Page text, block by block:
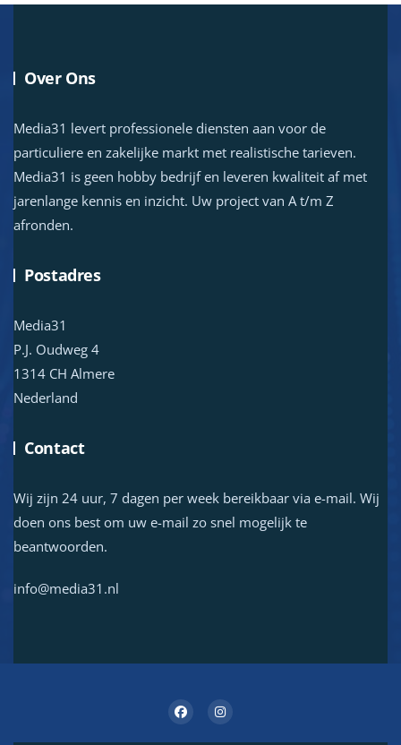
Over Ons
Media31 levert professionele diensten aan voor de
particuliere en zakelijke markt met realistische tarieven.
Media31 is geen hobby bedrijf en leveren kwaliteit af met
jarenlange kennis en inzicht. Uw project van A t/m Z
afronden.
Postadres
Media31
P.J. Oudweg 4
1314 CH Almere
Nederland
Contact
Wij zijn 24 uur, 7 dagen per week bereikbaar via e-mail. Wij
doen ons best om uw e-mail zo snel mogelijk te
beantwoorden.
info@media31.nl